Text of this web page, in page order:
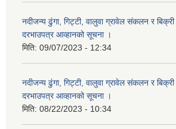
नदीजन्य ढुंगा, गिट्टी, वालुवा ग्रावेल संकलन र बिक्री
दरभाउपत्र आव्हानको सूचना ।
मिति: 09/07/2023 - 12:34
नदीजन्य ढुंगा, गिट्टी, वालुवा ग्रावेल संकलन र बिक्री
दरभाउपत्र आव्हानको सूचना ।
मिति: 08/22/2023 - 10:34